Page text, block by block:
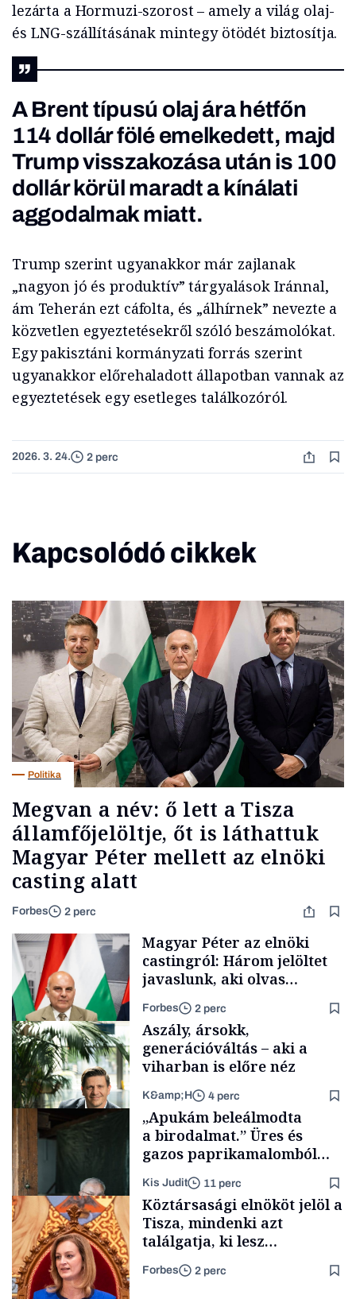
lezárta a Hormuzi-szorost – amely a világ olaj-
és LNG-szállításának mintegy ötödét biztosítja.
A Brent típusú olaj ára hétfőn
114 dollár fölé emelkedett, majd
Trumpvisszakozásaután is 100
dollár körül maradt a kínálati
aggodalmak miatt.
Trump szerint ugyanakkor már zajlanak
„nagyon jó és produktív” tárgyalások Iránnal,
ám Teherán ezt cáfolta, és „álhírnek” nevezte a
közvetlen egyeztetésekről szóló beszámolókat.
Egy pakisztáni kormányzati forrás szerint
ugyanakkor előrehaladott állapotban vannak az
egyeztetések egy esetleges találkozóról.
2026. 3. 24. 2 perc
Kapcsolódó cikkek
Politika
Megvan a név: ő lett a Tisza
államfőjelöltje, őt is láthattuk
Magyar Péter mellett az elnöki
casting alatt
Forbes 2 perc
Politika
Magyar Péter az elnöki
castingról: Három jelöltet
javaslunk, aki olvas
híreket, nem fog
meglepődni
Forbes 2 perc
TÁMOGATÓI
TARTALOM
Aszály, ársokk,
generációváltás – aki a
viharban is előre néz
K&amp;H 4 perc
Családi
vállalkozások
„Apukám beleálmodta
a birodalmat.” Üres és
gazos paprikamalomból
lett az igazi családi
fűszersztori
Kis Judit 11 perc
Köztársasági elnököt jelöl a
Tisza, mindenki azt
találgatja, ki lesz
szombaton a befutó –
soroljuk az eddig felmerült
Forbes 2 perc